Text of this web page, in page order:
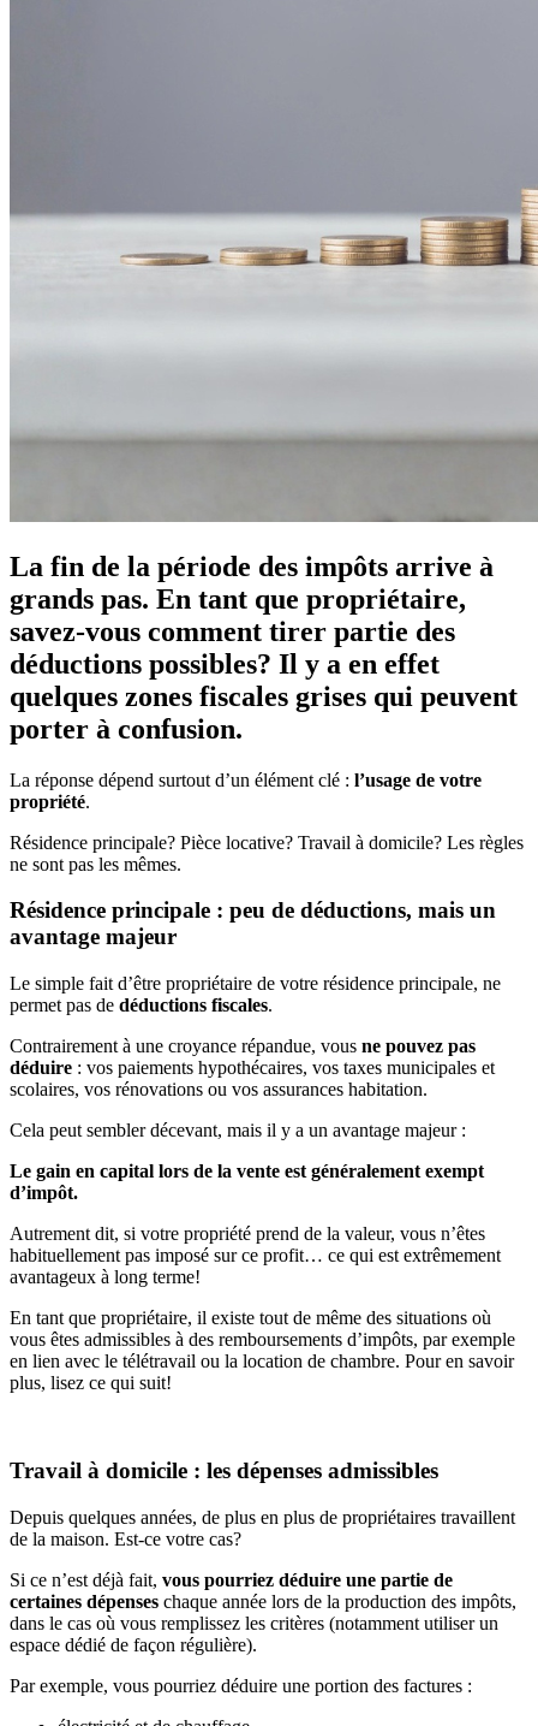
La fin de la période des impôts arrive à
grands pas. En tant que propriétaire,
savez-vous comment tirer partie des
déductions possibles? Il y a en effet
quelques zones fiscales grises qui peuvent
porter à confusion.
La réponse dépend surtout d’un élément clé : l’usage de votre
propriété.
Résidence principale? Pièce locative? Travail à domicile? Les règles
ne sont pas les mêmes.
Résidence principale : peu de déductions, mais un
avantage majeur
Le simple fait d’être propriétaire de votre résidence principale, ne
permet pas de déductions fiscales.
Contrairement à une croyance répandue, vous ne pouvez pas
déduire : vos paiements hypothécaires, vos taxes municipales et
scolaires, vos rénovations ou vos assurances habitation.
Cela peut sembler décevant, mais il y a un avantage majeur :
Le gain en capital lors de la vente est généralement exempt
d’impôt.
Autrement dit, si votre propriété prend de la valeur, vous n’êtes
habituellement pas imposé sur ce profit… ce qui est extrêmement
avantageux à long terme!
En tant que propriétaire, il existe tout de même des situations où
vous êtes admissibles à des remboursements d’impôts, par exemple
en lien avec le télétravail ou la location de chambre. Pour en savoir
plus, lisez ce qui suit!
Travail à domicile : les dépenses admissibles
Depuis quelques années, de plus en plus de propriétaires travaillent
de la maison. Est-ce votre cas?
Si ce n’est déjà fait, vous pourriez déduire une partie de
certaines dépenses chaque année lors de la production des impôts,
dans le cas où vous remplissez les critères (notamment utiliser un
espace dédié de façon régulière).
Par exemple, vous pourriez déduire une portion des factures :